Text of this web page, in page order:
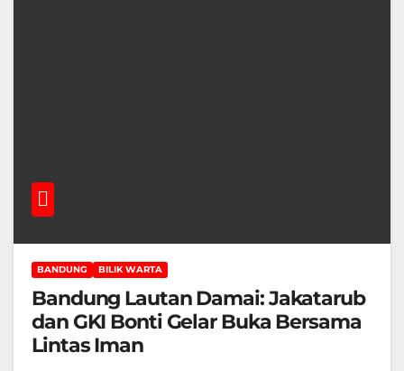
BANDUNG BILIK WARTA
Bandung Lautan Damai: Jakatarub
dan GKI Bonti Gelar Buka Bersama
Lintas Iman